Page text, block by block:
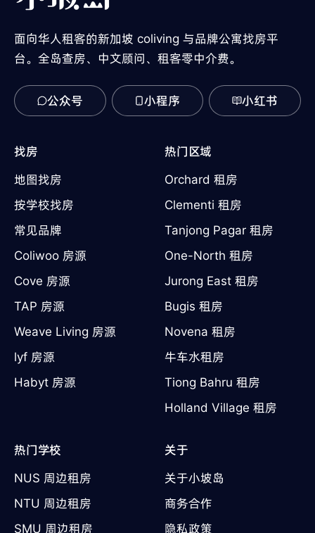
面向华人租客的新加坡 coliving 与品牌公寓找房平
台。全岛查房、中文顾问、租客零中介费。
公众号 小程序 小红书
找房
地图找房
按学校找房
常见品牌
Coliwoo 房源
Cove 房源
TAP 房源
Weave Living 房源
lyf 房源
Habyt 房源
热门区域
Orchard 租房
Clementi 租房
Tanjong Pagar 租房
One-North 租房
Jurong East 租房
Bugis 租房
Novena 租房
牛车水租房
Tiong Bahru 租房
Holland Village 租房
热门学校
NUS 周边租房
NTU 周边租房
SMU 周边租房
关于
关于小坡岛
商务合作
隐私政策